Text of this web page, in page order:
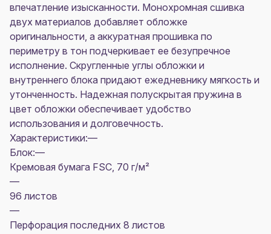
впечатление изысканности. Монохромная сшивка
двух материалов добавляет обложке
оригинальности, а аккуратная прошивка по
периметру в тон подчеркивает ее безупречное
исполнение. Скругленные углы обложки и
внутреннего блока придают ежедневнику мягкость и
утонченность. Надежная полускрытая пружина в
цвет обложки обеспечивает удобство
использования и долговечность.
Характеристики:—
Блок:—
Кремовая бумага FSC, 70 г/м²
—
96 листов
—
Перфорация последних 8 листов